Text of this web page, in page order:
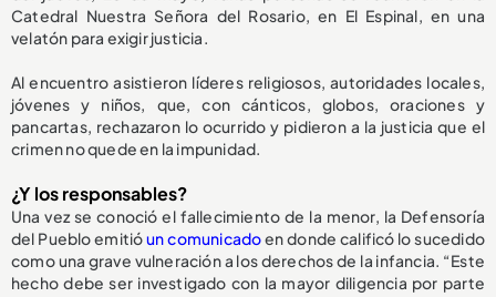
Catedral Nuestra Señora del Rosario, en El Espinal, en una
velatón para exigir justicia.
Al encuentro asistieron líderes religiosos, autoridades locales,
jóvenes y niños, que, con cánticos, globos, oraciones y
pancartas, rechazaron lo ocurrido y pidieron a la justicia que el
crimen no quede en la impunidad.
¿Y los responsables?
Una vez se conoció el fallecimiento de la menor, la Defensoría
del Pueblo emitióun comunicadoen donde calificó lo sucedido
como una grave vulneración a los derechos de la infancia. “Este
hecho debe ser investigado con la mayor diligencia por parte